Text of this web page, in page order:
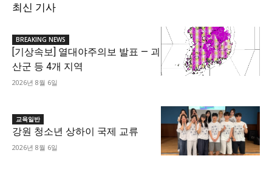
최신 기사
BREAKING NEWS
[기상속보] 열대야주의보 발표 — 괴
산군 등 4개 지역
2026년 8월 6일
교육일반
강원 청소년 상하이 국제 교류
2026년 8월 6일